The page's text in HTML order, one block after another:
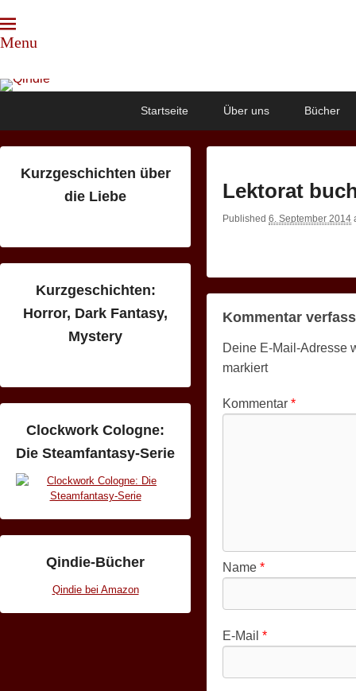
Menu
Qindie
Das Autorenkorrektiv
Startseite Über uns Bücher
Lektorat
Published 6. September 2014
Kommentar
Deine E-Mail-Adresse
markiert
Kommentar *
Name *
E-Mail *
Kurzgeschichten über
die Liebe
Kurzgeschichten:
Horror, Dark Fantasy,
Mystery
Clockwork Cologne:
Die Steamfantasy-Serie
Qindie-Bücher
Qindie bei Amazon